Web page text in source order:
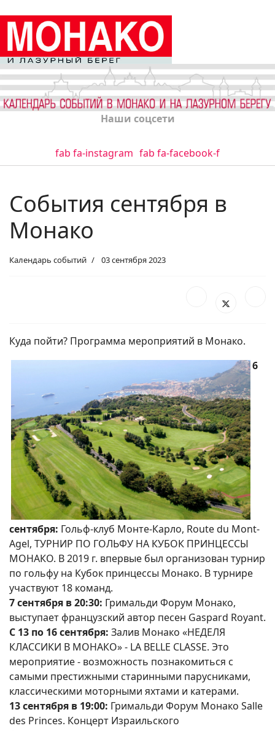
Наши соцсети
fab fa-instagram fab fa-facebook-f
События сентября в
Монако
Календарь событий 03 сентября 2023
Куда пойти? Программа мероприятий в Монако.
6
сентября: Гольф-клуб Монте-Карло, Route du Mont-
Agel, ТУРНИР ПО ГОЛЬФУ НА КУБОК ПРИНЦЕССЫ
МОНАКО. В 2019 г. впервые был организован турнир
по гольфу на Кубок принцессы Монако. В турнире
участвуют 18 команд.
7 сентября в 20:30: Гримальди Форум Монако,
выступает французский автор песен Gaspard Royant.
С 13 по 16 сентября: Залив Монако «НЕДЕЛЯ
КЛАССИКИ В МОНАКО» - LA BELLE CLASSE. Это
мероприятие - возможность познакомиться с
самыми престижными старинными парусниками,
классическими моторными яхтами и катерами.
13 сентября в 19:00: Гримальди Форум Монако Salle
des Princes. Концерт Израильского